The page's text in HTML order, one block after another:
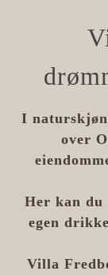
I
over
Her kan du
egen
Villa